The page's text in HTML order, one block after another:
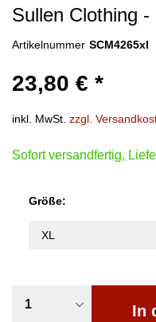
Sullen Clothing
Artikelnummer SCM4265xl
23,80 € *
inkl. MwSt. zzgl.
Sofort versandfertig,
Größe:
In